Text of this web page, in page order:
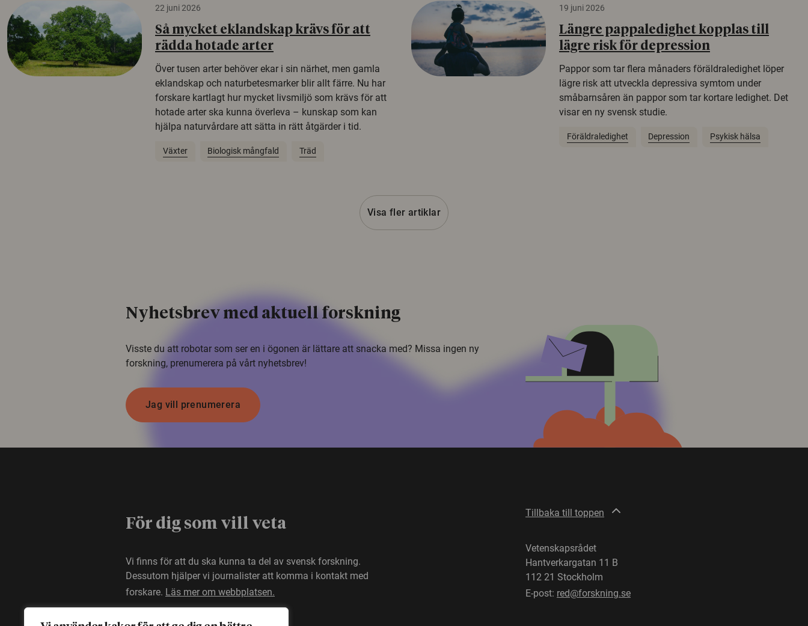
22 juni 2026
Så mycket eklandskap krävs för att
rädda hotade arter
Över tusen arter behöver ekar i sin närhet, men gamla
eklandskap och naturbetesmarker blir allt färre. Nu har
forskare kartlagt hur mycket livsmiljö som krävs för att
hotade arter ska kunna överleva – kunskap som kan
hjälpa naturvårdare att sätta in rätt åtgärder i tid.
Växter Biologisk mångfald Träd
19 juni 2026
Längre pappaledighet kopplas till
lägre risk för depression
Pappor som tar flera månaders föräldraledighet löper
lägre risk att utveckla depressiva symtom under
småbarnsåren än pappor som tar kortare ledighet. Det
visar en ny svensk studie.
Föräldraledighet Depression Psykisk hälsa
Visa fler artiklar
Nyhetsbrev med aktuell forskning
Visste du att robotar som ser en i ögonen är lättare att snacka med? Missa ingen ny
forskning, prenumerera på vårt nyhetsbrev!
Jag vill prenumerera
För dig som vill veta
Vi finns för att du ska kunna ta del av svensk forskning.
Dessutom hjälper vi journalister att komma i kontakt med
forskare. Läs mer om webbplatsen.
Tillbaka till toppen
Vetenskapsrådet
Hantverkargatan 11 B
112 21 Stockholm
E-post: red@forskning.se